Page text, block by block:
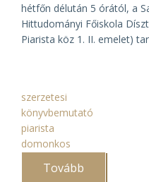
hétfőn délután 5 órától, a
Hittudományi Főiskola
Piarista köz 1. II. emelet)
szerzetesi
könyvbemutató
piarista
domonkos
Tovább